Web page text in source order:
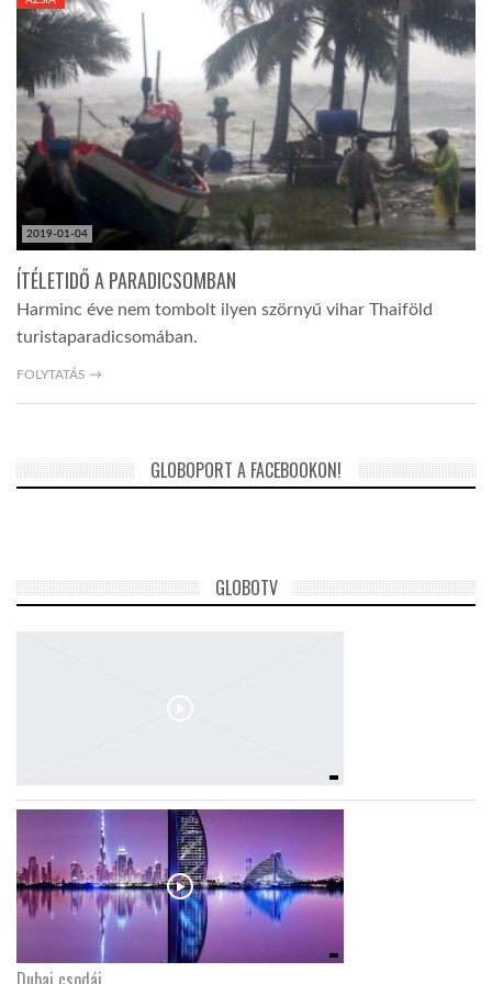
LATIMO.HU
GLOBOBOOK
2019-01-04
ÍTÉLETIDŐ A PARADICSOMBAN
Harminc éve nem tombolt ilyen szörnyű vihar Thaiföld
turistaparadicsomában.
FOLYTATÁS →
GLOBOPORT A FACEBOOKON!
GLOBOTV